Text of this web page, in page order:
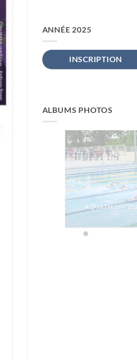
ANNÉE 2025
INSCRIPTION
ALBUMS PHOTOS
AQUATHLON 2023